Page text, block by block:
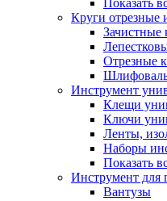
Показать
Круги отрезные
Зачистные
Отрезные
Инструмент
Клещи
Ключи
Ленты,
Наборы
Показать
Инструмент для
Вантузы